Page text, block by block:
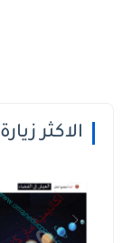
الاكثر زيارة